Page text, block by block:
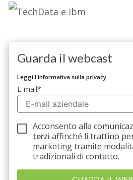
Guarda il webcast
Leggi l'informativa sulla privacy
E-mail*
Acconsento alla
terzi affinché li trattino
marketing tramite
tradizionali di contatto.